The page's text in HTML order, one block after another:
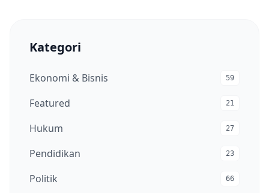
Kategori
Ekonomi & Bisnis 59
Featured 21
Hukum 27
Pendidikan 23
Politik 66